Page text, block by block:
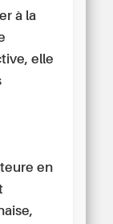
à la
elle
en